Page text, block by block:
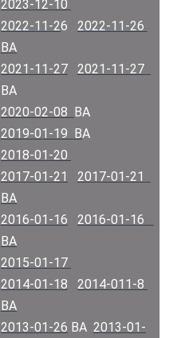
2023-12-10
2022-11-26 2022-11-26
BA
2021-11-27
BA
2020-02-08
BA
2019-01-19  BA
2018-01-20
2017-01-21
2017-01-21
BA
2016-01-16
2016-01-16
BA
2015-01-17
2014-01-18
2014-011-8
BA
2013-01-26 BA 2013-01-